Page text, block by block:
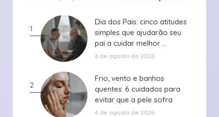
1
Dia dos Pais: cinco atitudes
simples que ajudarão seu
pai a cuidar melhor ...
Dia dos Pais: cinco atitudes
simples que ajudarão seu
pai a cuidar melhor ...
6 de agosto de 2026
2
Frio, vento e banhos
quentes: 6 cuidados para
evitar que a pele sofra
durante ...
Frio, vento e banhos
quentes: 6 cuidados para
evitar que a pele sofra
durante ...
4 de agosto de 2026